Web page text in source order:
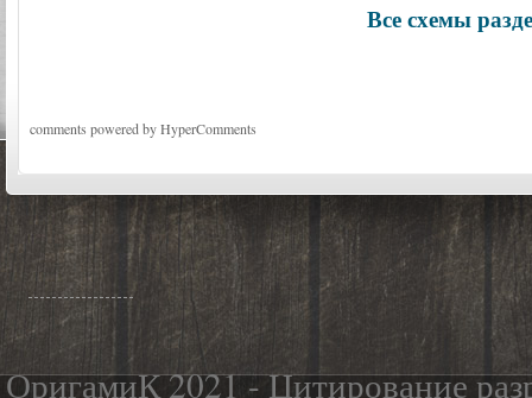
Все схемы
comments powered by HyperComments
ОригамиК 2021 - Цитирование